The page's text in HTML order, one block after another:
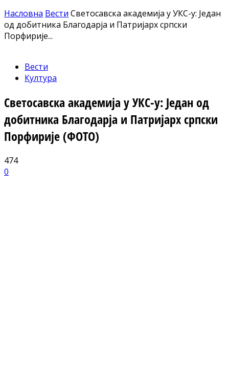
Насловна Вести Светосавска академија у УКС-у: Један
од добитника Благодарја и Патријарх српски
Порфирије...
Вести
Култура
Светосавска академија у УКС-у: Један од
добитника Благодарја и Патријарх српски
Порфирије (ФОТО)
474
0